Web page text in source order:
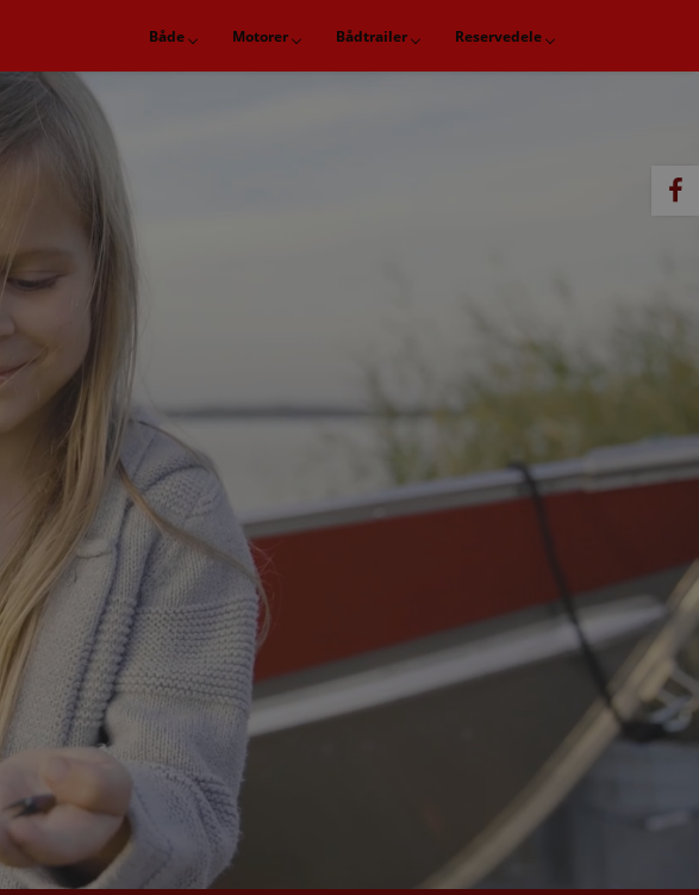
Både Motorer Bådtrailer Reservedele